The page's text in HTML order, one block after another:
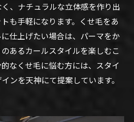
、ナチュラルな立体感を作り出
も手軽になります。くせ毛をあ
仕上げたい場合は、パーマをか
あるカールスタイルを楽しむこ
なくせ毛に悩む方には、スタイ
ンを天神にて提案しています。